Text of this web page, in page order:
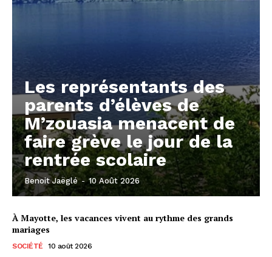
Les représentants des
parents d’élèves de
M’zouasia menacent de
faire grève le jour de la
rentrée scolaire
Benoit Jaëglé - 10 Août 2026
À Mayotte, les vacances vivent au rythme des grands
mariages
SOCIÉTÉ 10 août 2026